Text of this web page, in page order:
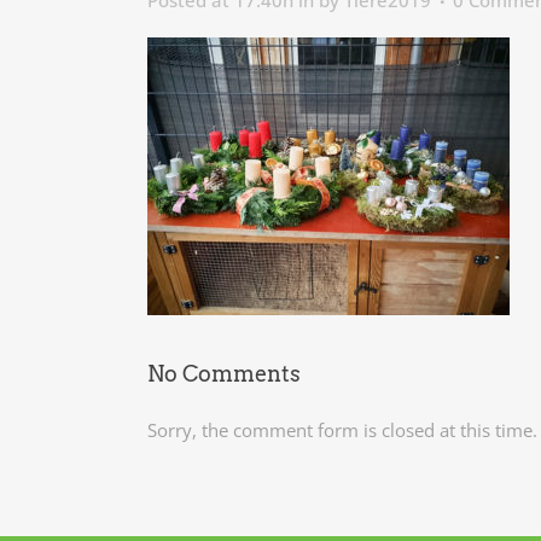
No Comments
Sorry, the comment form is closed at this time.